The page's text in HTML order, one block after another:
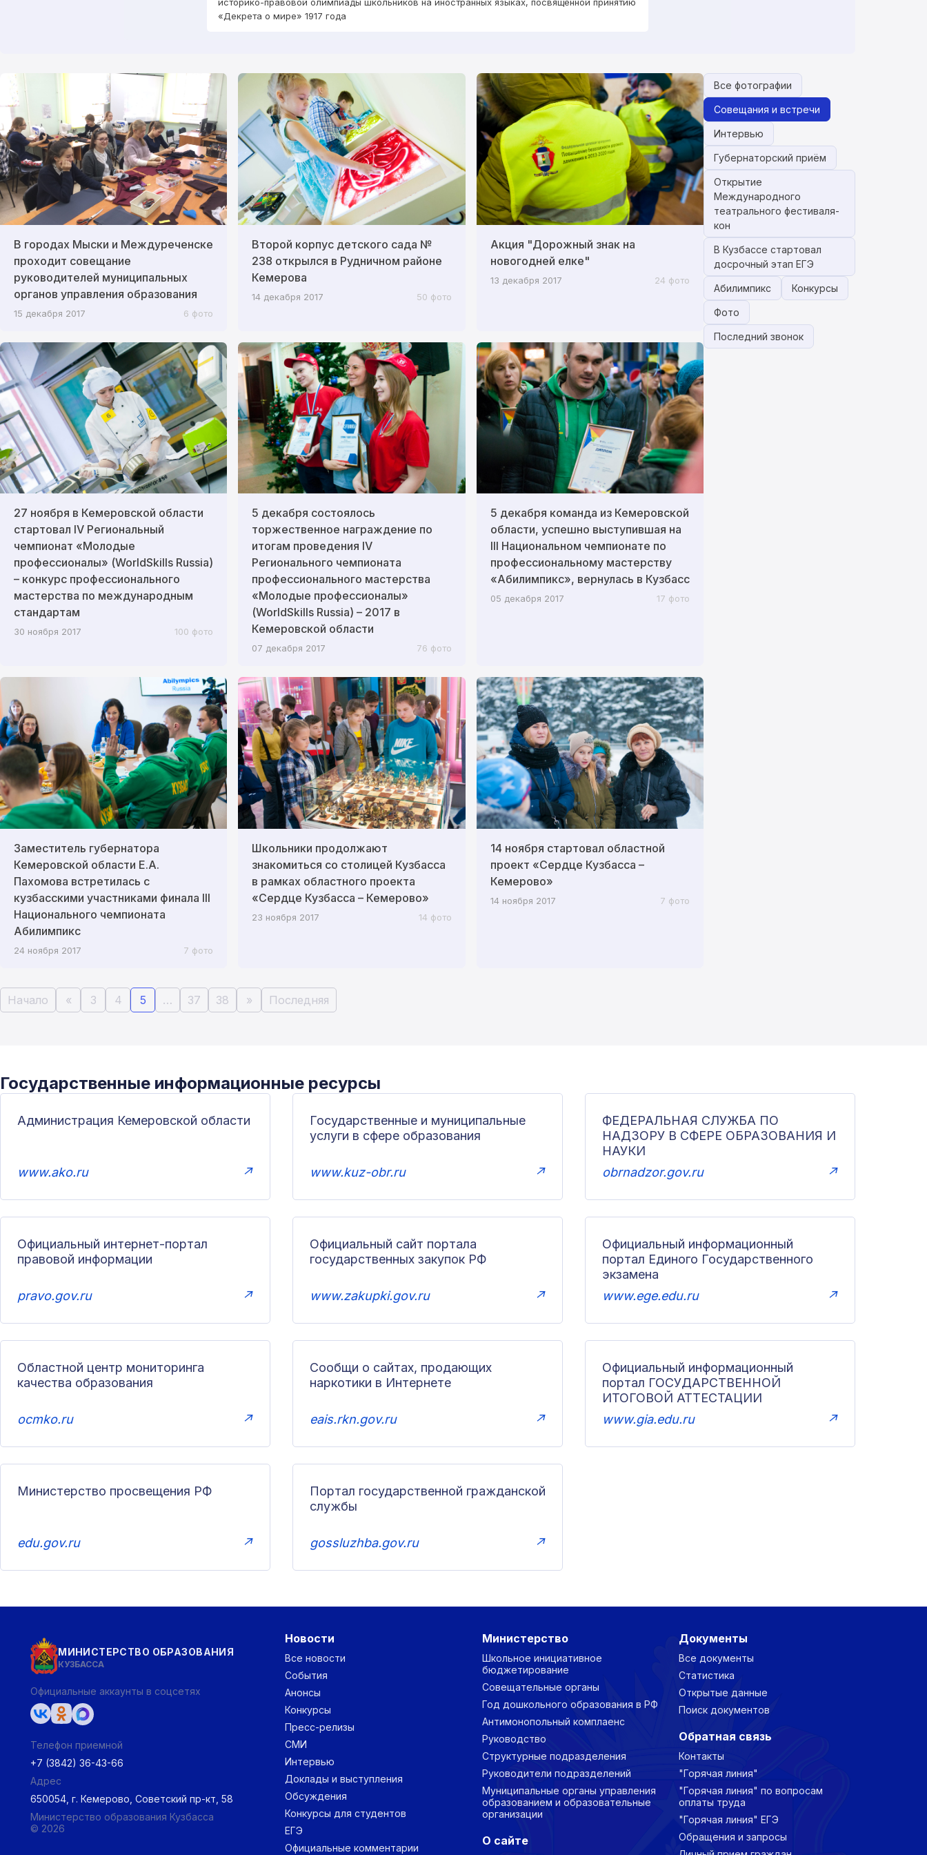
«Декрета о мире» 1917 года
В городах Мыски и Междуреченске
проходит совещание
руководителей муниципальных
органов управления образования
15 декабря 2017 6 фото
Второй корпус детского сада №
238 открылся в Рудничном районе
Кемерова
14 декабря 2017 50 фото
Акция "Дорожный знак на
новогодней елке"
13 декабря 2017 24 фото
27 ноября в Кемеровской области
стартовал IV Региональный
чемпионат «Молодые
профессионалы» (WorldSkills Russia)
– конкурс профессионального
мастерства по международным
стандартам
30 ноября 2017 100 фото
5 декабря состоялось
торжественное награждение по
итогам проведения IV
Регионального чемпионата
профессионального мастерства
«Молодые профессионалы»
(WorldSkills Russia) – 2017 в
Кемеровской области
07 декабря 2017 76 фото
5 декабря команда из Кемеровской
области, успешно выступившая на
III Национальном чемпионате по
профессиональному мастерству
«Абилимпикс», вернулась в Кузбасс
05 декабря 2017 17 фото
Заместитель губернатора
Кемеровской области Е.А.
Пахомова встретилась с
кузбасскими участниками финала III
Национального чемпионата
Абилимпикс
24 ноября 2017 7 фото
Школьники продолжают
знакомиться со столицей Кузбасса
в рамках областного проекта
«Сердце Кузбасса – Кемерово»
23 ноября 2017 14 фото
14 ноября стартовал областной
проект «Сердце Кузбасса –
Кемерово»
14 ноября 2017 7 фото
Все фотографии
Совещания и встречи
Интервью
Губернаторский приём
Открытие
Международного
театрального фестиваля-
кон
В Кузбассе стартовал
досрочный этап ЕГЭ
Абилимпикс Конкурсы
Фото
Последний звонок
Начало « 3 4 5 … 37 38 » Последняя
Государственные информационные ресурсы
Администрация Кемеровской области
www.ako.ru ↗
Государственные и муниципальные
услуги в сфере образования
www.kuz-obr.ru ↗
ФЕДЕРАЛЬНАЯ СЛУЖБА ПО
НАДЗОРУ В СФЕРЕ ОБРАЗОВАНИЯ И
НАУКИ
obrnadzor.gov.ru
↗
Официальный интернет-портал
правовой информации
pravo.gov.ru ↗
Официальный сайт портала
государственных закупок РФ
www.zakupki.gov.ru ↗
Официальный информационный
портал Единого Государственного
экзамена
www.ege.edu.ru
↗
Областной центр мониторинга
качества образования
ocmko.ru ↗
Сообщи о сайтах, продающих
наркотики в Интернете
eais.rkn.gov.ru ↗
Официальный информационный
портал ГОСУДАРСТВЕННОЙ
ИТОГОВОЙ АТТЕСТАЦИИ
www.gia.edu.ru
↗
Министерство просвещения РФ
edu.gov.ru ↗
Портал государственной гражданской
службы
gossluzhba.gov.ru ↗
МИНИСТЕРСТВО ОБРАЗОВАНИЯ
КУЗБАССА
Официальные аккаунты в соцсетях
Телефон приемной
+7 (3842) 36-43-66
Адрес
650054, г. Кемерово, Советский пр-кт, 58
Министерство образования Кузбасса
© 2026
Новости
Все новости
События
Анонсы
Конкурсы
Пресс-релизы
СМИ
Интервью
Доклады и выступления
Обсуждения
Конкурсы для студентов
ЕГЭ
Официальные комментарии
Министерство
Школьное инициативное
бюджетирование
Совещательные органы
Год дошкольного образования в РФ
Антимонопольный комплаенс
Руководство
Структурные подразделения
Руководители подразделений
Муниципальные органы управления
образованием и образовательные
организации
О сайте
Документы
Все документы
Статистика
Открытые данные
Поиск документов
Обратная связь
Контакты
"Горячая линия"
"Горячая линия" по вопросам
оплаты труда
"Горячая линия" ЕГЭ
Обращения и запросы